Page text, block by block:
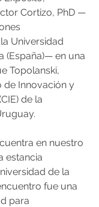
Cortizo, PhD —
Universidad
(España)— en una
Topolanski,
de Innovación y
de la
en nuestro
estancia
de la
fue una
para